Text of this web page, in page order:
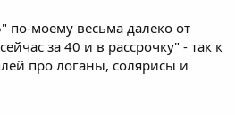
моему весьма далеко от
за 40 и в рассрочку" - так к
про логаны, солярисы и